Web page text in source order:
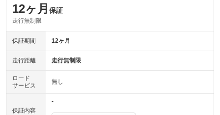
12ヶ月 保証
走行無制限
保証期間 12ヶ月
走行距離 走行無制限
ロード
サービス
無し
保証内容
-